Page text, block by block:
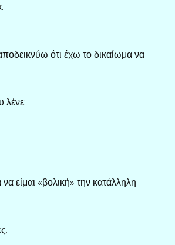
ότι έχω το δικαίωμα να
λένε:
είμαι «βολική» την κατάλληλη